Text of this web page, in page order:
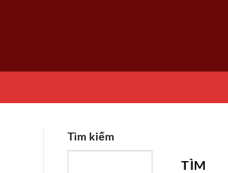
Tìm kiếm
TÌM